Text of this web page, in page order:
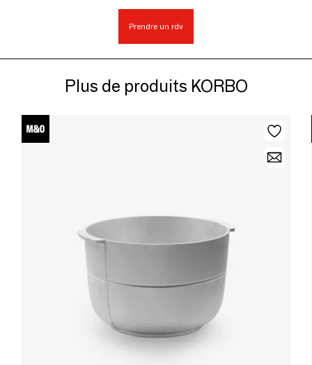
Prendre un rdv
Plus de produits KORBO